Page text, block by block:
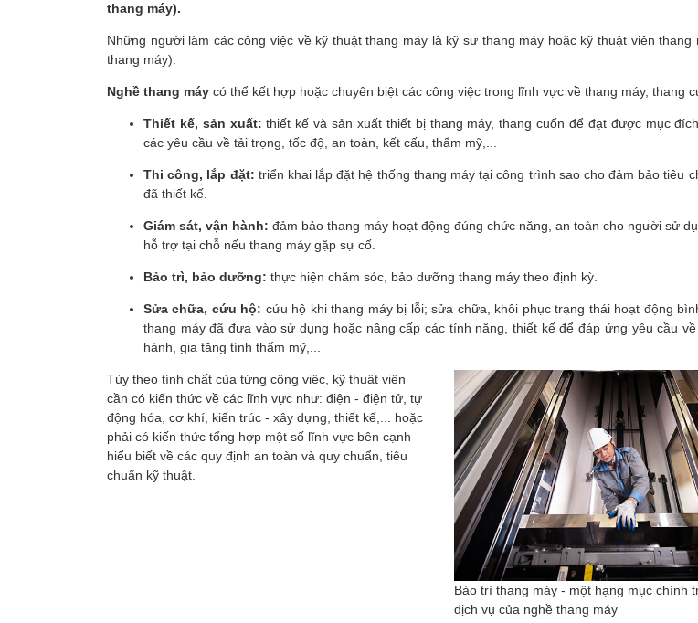
thang máy).
Những người làm các công việc về kỹ thuật thang máy là kỹ sư thang máy hoặc kỹ thuật viên thang
thang máy).
Nghề thang máy có thể kết hợp hoặc chuyên biệt các công việc trong lĩnh vực về thang máy, thang
Thiết kế, sản xuất: thiết kế và sản xuất thiết bị thang máy, thang cuốn để đạt được mục
các yêu cầu về tải trọng, tốc độ, an toàn, kết cấu, thẩm mỹ,...
Thi công, lắp đặt: triển khai lắp đặt hệ thống thang máy tại công trình sao cho đảm bảo tiêu
đã thiết kế.
Giám sát, vận hành: đảm bảo thang máy hoạt động đúng chức năng, an toàn cho người sử
hỗ trợ tại chỗ nếu thang máy gặp sự cố.
Bảo trì, bảo dưỡng: thực hiện chăm sóc, bảo dưỡng thang máy theo định kỳ.
Sửa chữa, cứu hộ: cứu hộ khi thang máy bị lỗi; sửa chữa, khôi phục trạng thái hoạt động
thang máy đã đưa vào sử dụng hoặc nâng cấp các tính năng, thiết kế để đáp ứng yêu cầu
hành, gia tăng tính thẩm mỹ,...
Tùy theo tính chất của từng công việc, kỹ thuật viên
cần có kiến thức về các lĩnh vực như: điện - điện tử, tự
động hóa, cơ khí, kiến trúc - xây dựng, thiết kế,... hoặc
phải có kiến thức tổng hợp một số lĩnh vực bên cạnh
hiểu biết về các quy định an toàn và quy chuẩn, tiêu
chuẩn kỹ thuật.
Bảo trì thang máy - một hạng mục chính
dịch vụ của nghề thang máy